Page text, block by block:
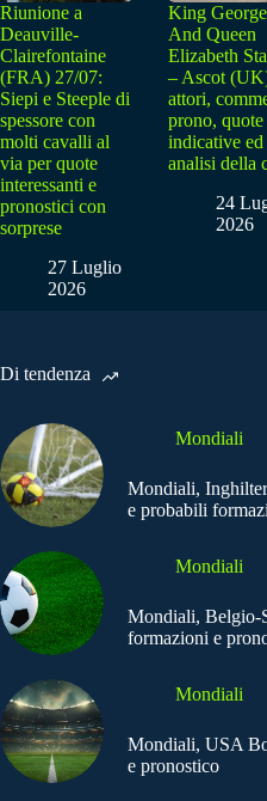
Riunione a
Deauville-
Clairefontaine
(FRA) 27/07:
Siepi e Steeple di
spessore con
molti cavalli al
via per quote
interessanti e
pronostici con
sorprese
27 Luglio
2026
King
And Queen
Elizabeth
– Ascot
attori,
prono, quote
indicative ed
analisi della
24
2026
Di tendenza
Mondiali
Mondiali,
e probabili
Mondiali
Mondiali, Belgio-
formazioni e
Mondiali
Mondiali, USA
e pronostico